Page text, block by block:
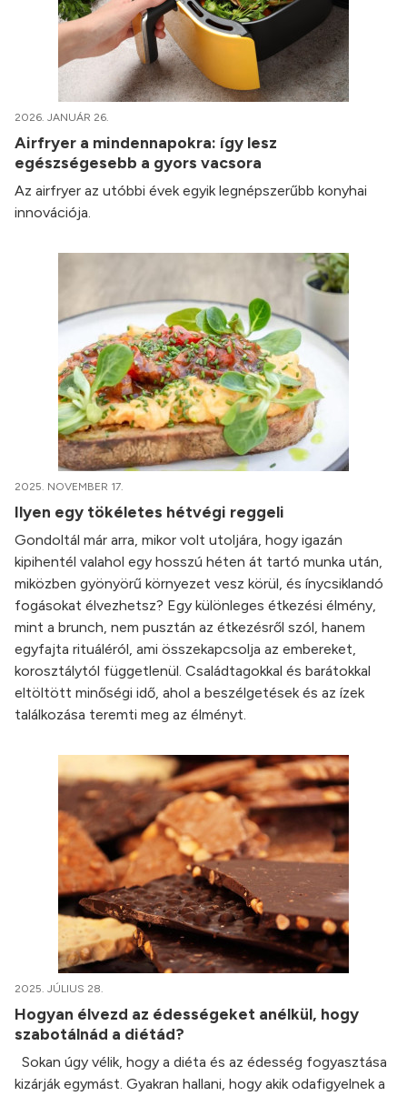
2026. JANUÁR 26.
Airfryer a mindennapokra: így lesz
egészségesebb a gyors vacsora
Az airfryer az utóbbi évek egyik legnépszerűbb konyhai
innovációja.
2025. NOVEMBER 17.
Ilyen egy tökéletes hétvégi reggeli
Gondoltál már arra, mikor volt utoljára, hogy igazán
kipihentél valahol egy hosszú héten át tartó munka után,
miközben gyönyörű környezet vesz körül, és ínycsiklandó
fogásokat élvezhetsz? Egy különleges étkezési élmény,
mint a brunch, nem pusztán az étkezésről szól, hanem
egyfajta rituáléról, ami összekapcsolja az embereket,
korosztálytól függetlenül. Családtagokkal és barátokkal
eltöltött minőségi idő, ahol a beszélgetések és az ízek
találkozása teremti meg az élményt.
2025. JÚLIUS 28.
Hogyan élvezd az édességeket anélkül, hogy
szabotálnád a diétád?
Sokan úgy vélik, hogy a diéta és az édesség fogyasztása
kizárják egymást. Gyakran hallani, hogy akik odafigyelnek a